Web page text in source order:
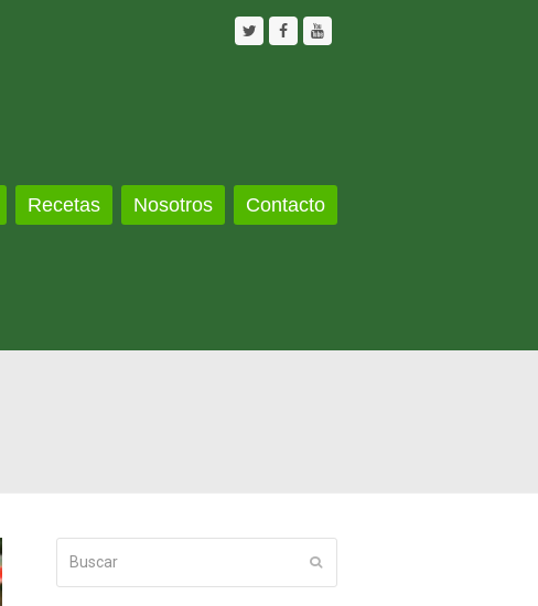
TwitterFacebookYoutube
Recetas Nosotros Contacto